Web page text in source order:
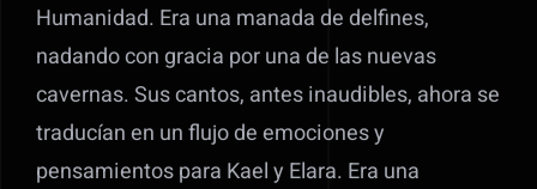
Humanidad. Era una manada de delfines,
nadando con gracia por una de las nuevas
cavernas. Sus cantos, antes inaudibles, ahora se
traducían en un flujo de emociones y
pensamientos para Kael y Elara. Era una